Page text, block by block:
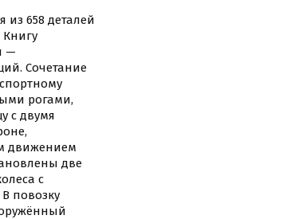
из 658 деталей
—
Сочетание
рогами,
с двумя
движением
две
с
повозку